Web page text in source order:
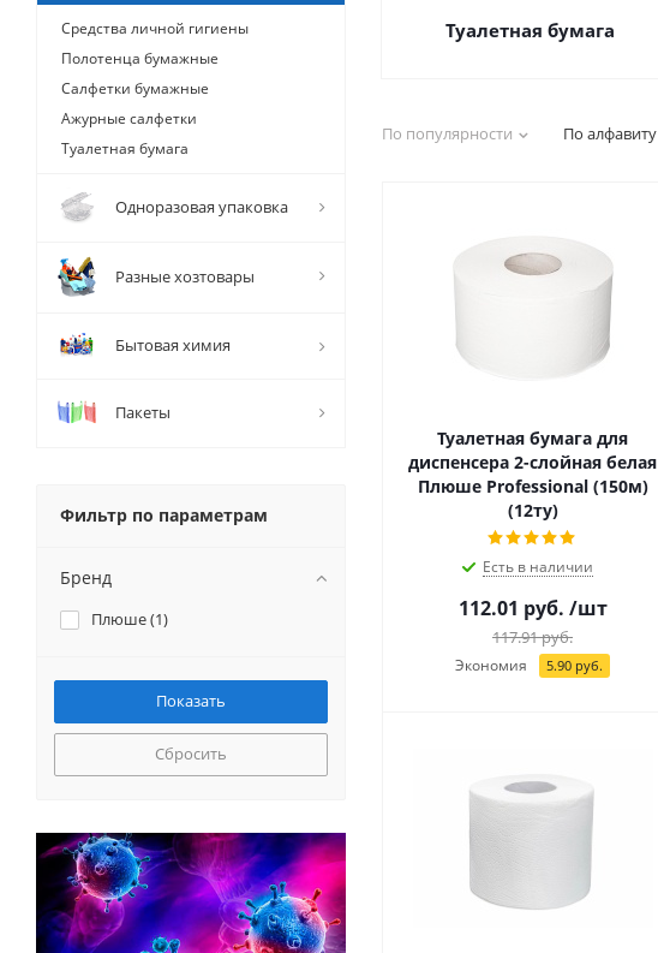
Туалетная бумага
По популярности По алфавиту
Туалетная бумага для
диспенсера 2-слойная белая
Плюше Professional (150м)
(12ту)
Есть в наличии
112.01 руб. /шт
117.91руб.
Экономия 5.90руб.
Средства личной гигиены
Полотенца бумажные
Салфетки бумажные
Ажурные салфетки
Туалетная бумага
Одноразовая упаковка
Разные хозтовары
Бытовая химия
Пакеты
Фильтр по параметрам
Бренд
Плюше (1)
Сбросить